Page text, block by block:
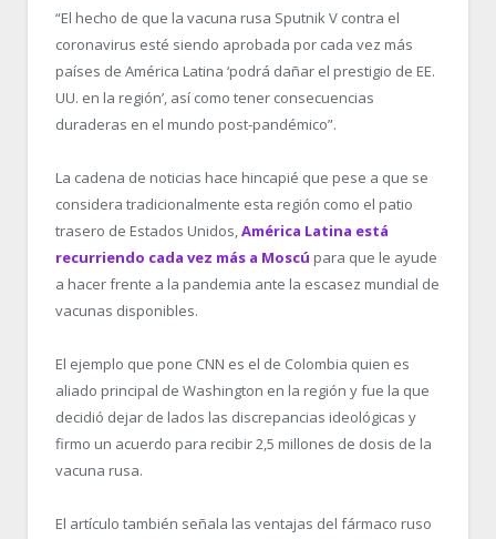
“El hecho de que la vacuna rusa Sputnik V contra el
coronavirus esté siendo aprobada por cada vez más
países de América Latina ‘podrá dañar el prestigio de EE.
UU. en la región’, así como tener consecuencias
duraderas en el mundo post-pandémico”.
La cadena de noticias hace hincapié que pese a que se
considera tradicionalmente esta región como el patio
trasero de Estados Unidos,América Latina está
recurriendo cada vez más a Moscú para que le ayude
a hacer frente a la pandemia ante la escasez mundial de
vacunas disponibles.
El ejemplo que pone CNN es el de Colombia quien es
aliado principal de Washington en la región y fue la que
decidió dejar de lados las discrepancias ideológicas y
firmo un acuerdo para recibir 2,5 millones de dosis de la
vacuna rusa.
El artículo también señala las ventajas del fármaco ruso